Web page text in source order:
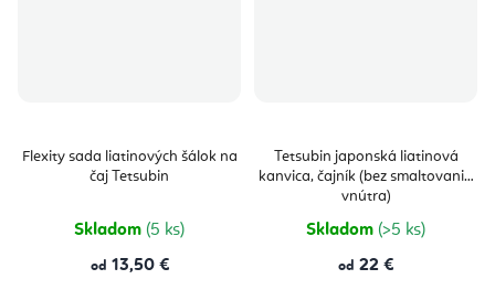
Flexity sada liatinových šálok na
čaj Tetsubin
Skladom (5 ks)
od 13,50 €
Tetsubin japonská liatinová
kanvica, čajník (bez smaltovania
vnútra)
Skladom (>5 ks)
od 22 €